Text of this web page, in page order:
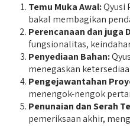
Temu Muka Awal:Qyusi
bakal membagikan
Perencanaan dan juga
fungsionalitas,
Penyediaan Bahan:
menegaskan
Pengejawantahan
menengok-nengok
Penunaian dan Serah
pemeriksaan akhir,